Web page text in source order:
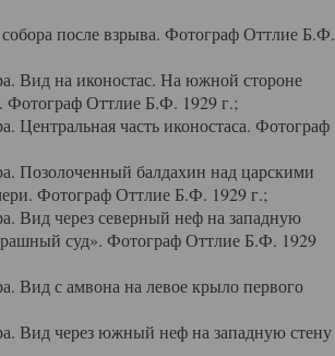
после взрыва. Фотограф Оттлие Б.Ф.
Вид на иконостас. На южной стороне
Фотограф Оттлие Б.Ф. 1929 г.;
часть иконостаса. Фотограф
Позолоченный балдахин над царскими
Фотограф Оттлие Б.Ф. 1929 г.;
Вид через северный неф на западную
суд». Фотограф Оттлие Б.Ф. 1929
Вид с амвона на левое крыло первого
Вид через южный неф на западную стену